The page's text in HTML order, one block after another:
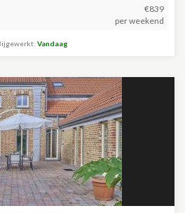
€839
per weekend
Vandaag